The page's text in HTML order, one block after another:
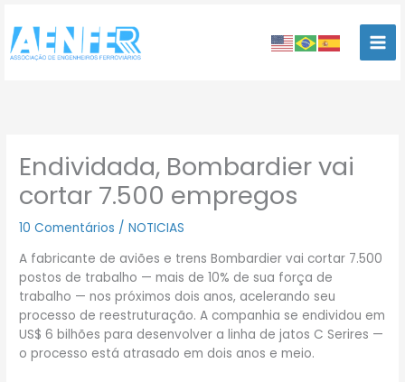
para
conteúdo
Endividada, Bombardier vai
cortar 7.500 empregos
10 Comentários /NOTICIAS
A fabricante de aviões e trens Bombardier vai cortar 7.500
postos de trabalho — mais de 10% de sua força de
trabalho — nos próximos dois anos, acelerando seu
processo de reestruturação. A companhia se endividou em
US$ 6 bilhões para desenvolver a linha de jatos C Serires —
o processo está atrasado em dois anos e meio.